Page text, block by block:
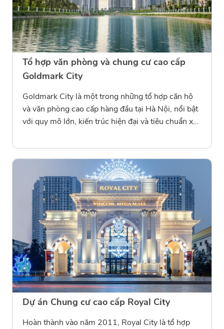
gãy. Giải pháp vật liệu của Conmik góp phần nâng
cao độ bền, duy trì chất lượng công trình và đảm
bảo tiêu chuẩn kỹ thuật cao cho khu đô thị sinh
thái Ecopark – Aquabay.
Tổ hợp văn phòng và chung cư cao cấp
Goldmark City
Goldmark City là một trong những tổ hợp căn hộ
và văn phòng cao cấp hàng đầu tại Hà Nội, nổi bật
với quy mô lớn, kiến trúc hiện đại và tiêu chuẩn xây
tưởng giao thực hiện hạng mục thi công chống
thấm cho toàn bộ khu vực văn phòng, khối căn hộ
và các khu kỹ thuật. Công trình được áp dụng hệ
thống màng chống thấm Conmik và Conmik
Membrane – vật liệu có độ đàn hồi cao, khả năng
bám dính tốt và chịu được áp lực nước lớn, phù
hợp với điều kiện thi công thực tế tại các công trình
cao tầng. Giải pháp thi công của Conmik giúp bảo
vệ kết cấu bê tông, ngăn ngừa thấm dột, đồng thời
góp phần nâng cao tuổi thọ và chất lượng sử dụng
lâu dài cho toàn bộ dự án Goldmark City.
Dự án Chung cư cao cấp Royal City
Hoàn thành vào năm 2011, Royal City là tổ hợp